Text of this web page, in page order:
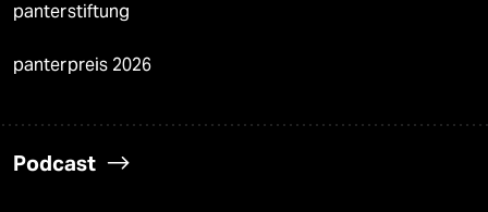
panterstiftung
panterpreis 2026
Podcast